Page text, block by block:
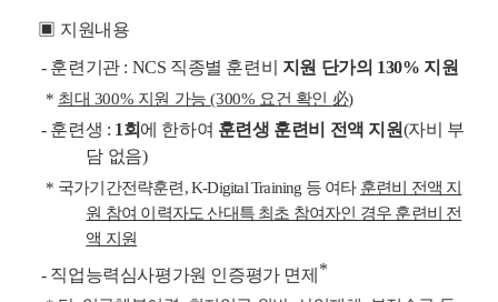
▣ 지원내용
- 훈련기관 : NCS 직종별 훈련비 지원 단가의 130% 지원
* 최대 300% 지원 가능(300% 요건 확인 必)
- 훈련생 : 1회 에 한하여 훈련생 훈련비 전액 지원(자비 부
담 없음)
* 국가기간전략훈련 , K-Digital Training 등 여타 훈련비 전액 지
원 참여 이력자도 산대특 최초 참여자인 경우 훈련비 전
액 지원
- 직업능력심사평가원 인증평가 면제 *